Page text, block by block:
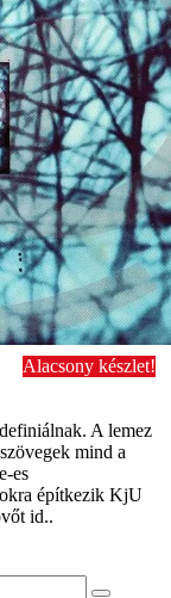
Alacsony készlet!
A lemez
mind a
es
építkezik KjU
id..